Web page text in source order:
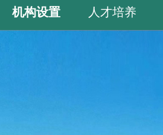
机构设置 人才培养